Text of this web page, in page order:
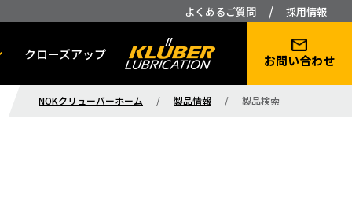
よくあるご質問 / 採用情報
クローズアップ お問い合わせ
NOKクリューバーホーム / 製品情報 / 製品検索